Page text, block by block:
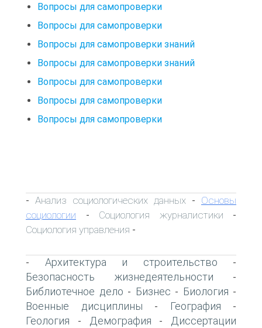
Вопросы для самопроверки
Вопросы для самопроверки
Вопросы для самопроверки знаний
Вопросы для самопроверки знаний
Вопросы для самопроверки
Вопросы для самопроверки
Вопросы для самопроверки
- Анализ социологических данных - Основы
социологии - Социология журналистики -
Социология управления -
- Архитектура и строительство -
Безопасность жизнедеятельности -
Библиотечное дело - Бизнес - Биология -
Военные дисциплины - География -
Геология - Демография -
Диссертации